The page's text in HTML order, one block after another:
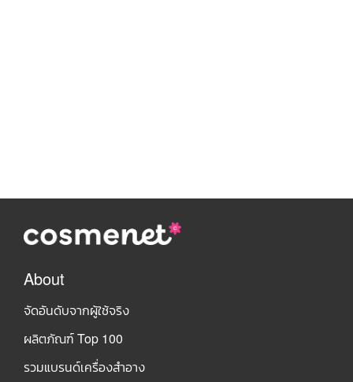
About
จัดอันดับจากผู้ใช้จริง
ผลิตภัณฑ์ Top 100
รวมแบรนด์เครื่องสำอาง